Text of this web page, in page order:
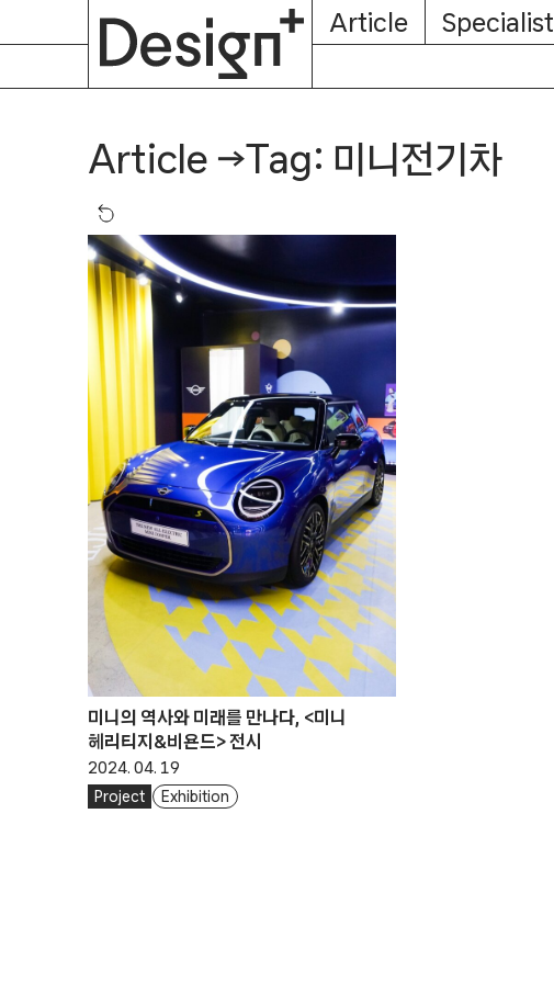
Article Specialist
Article →Tag: 미니전기차
미니의 역사와 미래를 만나다, <미니
헤리티지&비욘드> 전시
2024. 04. 19
Project Exhibition
About
Subscription
Magazine